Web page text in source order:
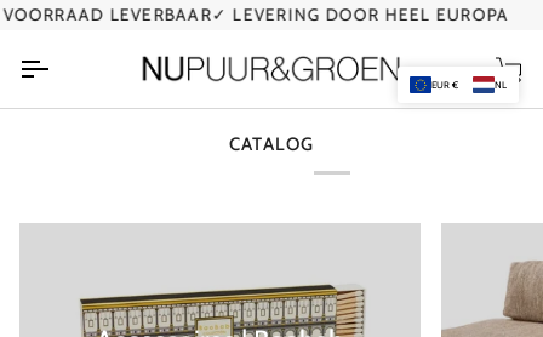
Ga
inhoud
LEVERBAAR✓ LEVERING DOOR HEEL EUROPA
CATALOG
EUR € NL